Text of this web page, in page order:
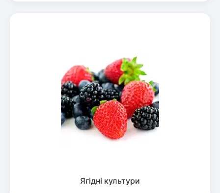
Ягідні культури